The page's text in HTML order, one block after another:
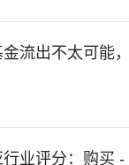
流出不太可能
业评分：购买